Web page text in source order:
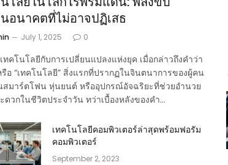
อนาคตที่ไม่อาจปฏิเสธ
July 1, 2025 0
ทคโนโลยีกับการเปลี่ยนแปลงแห่งยุค เมื่อกล่าวถึงคำว่า
รือ “เทคโนโลยี” สิ่งแรกที่ปรากฏในจินตนาการของผู้คน
สมาร์ตโฟน หุ่นยนต์ หรืออุปกรณ์อัจฉริยะที่ช่วยอำนวย
ดวกในชีวิตประจำวัน ทว่าเบื้องหลังของคำ…
เทคโนโลยีคอมพิวเตอร์ล่าสุดพร้อมฟอรัม
คอมพิวเตอร์
September 2, 2023